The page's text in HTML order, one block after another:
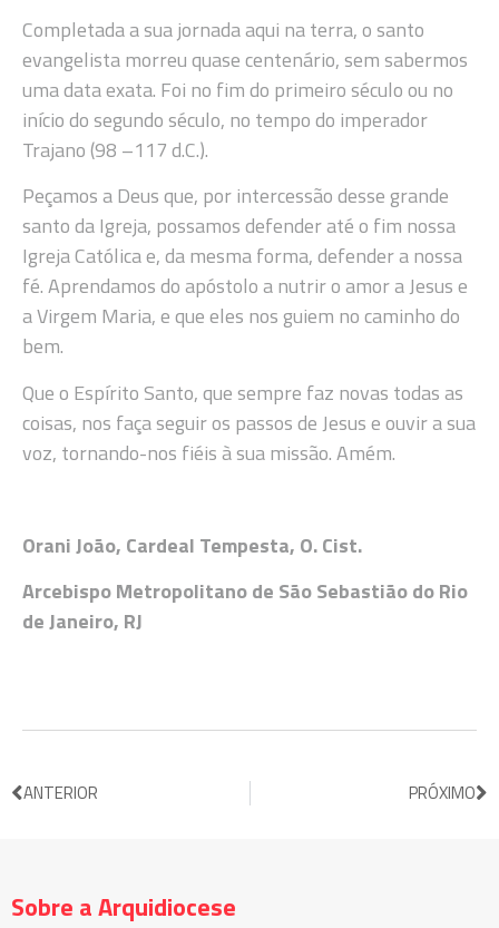
Completada a sua jornada aqui na terra, o santo
evangelista morreu quase centenário, sem sabermos
uma data exata. Foi no fim do primeiro século ou no
início do segundo século, no tempo do imperador
Trajano (98 –117 d.C.).
Peçamos a Deus que, por intercessão desse grande
santo da Igreja, possamos defender até o fim nossa
Igreja Católica e, da mesma forma, defender a nossa
fé. Aprendamos do apóstolo a nutrir o amor a Jesus e
a Virgem Maria, e que eles nos guiem no caminho do
bem.
Que o Espírito Santo, que sempre faz novas todas as
coisas, nos faça seguir os passos de Jesus e ouvir a sua
voz, tornando-nos fiéis à sua missão. Amém.
Orani João, Cardeal Tempesta, O. Cist.
Arcebispo Metropolitano de São Sebastião do Rio
de Janeiro, RJ
ANTERIOR PRÓXIMO
Sobre a Arquidiocese